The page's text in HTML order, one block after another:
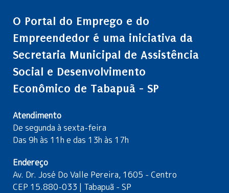
O Portal do Emprego e do
Empreendedor é uma iniciativa da
Secretaria Municipal de Assistência
Social e Desenvolvimento
Econômico de Tabapuã - SP
Atendimento
De segunda à sexta-feira
Das 9h às 11h e das 13h às 17h
Endereço
Av. Dr. José Do Valle Pereira, 1605 - Centro
CEP 15.880-033 | Tabapuã - SP